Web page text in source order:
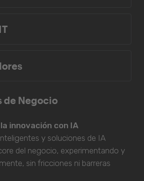
de Negocio
innovación con IA
y soluciones de IA
del negocio, experimentando y
sin fricciones ni barreras